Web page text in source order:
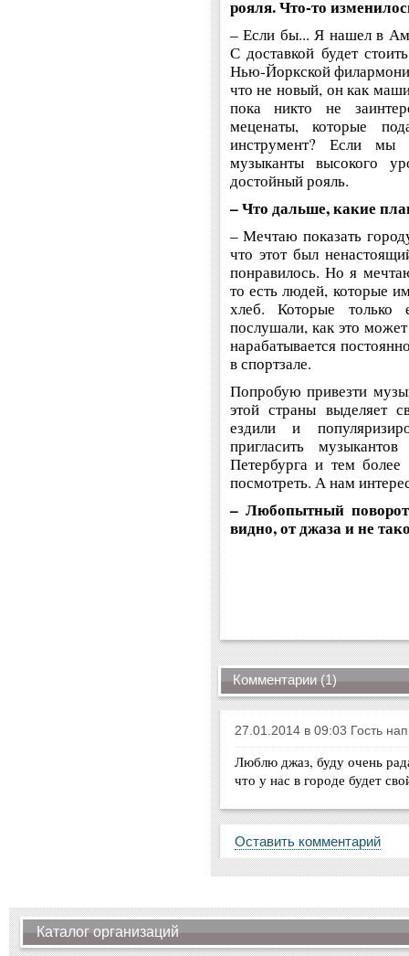
рояля. Что-то
– Если бы... Я нашел в
С доставкой будет
Нью-Йоркской
что не новый, он как
пока никто не
меценаты, которые
инструмент? Если
музыканты высокого
достойный рояль.
– Что дальше, какие
– Мечтаю показать
что этот был
понравилось. Но я
то есть людей, которые
хлеб. Которые только
послушали, как это
нарабатывается
в спортзале.
Попробую привезти
этой страны выделяет
ездили и
пригласить
Петербурга и тем
посмотреть. А нам
– Любопытный
видно, от джаза и не
Комментарии (1)
27.01.2014 в 09:03 Гость
Люблю джаз, буду очень
что у нас в городе будет
Оставить комментарий
Каталог организаций